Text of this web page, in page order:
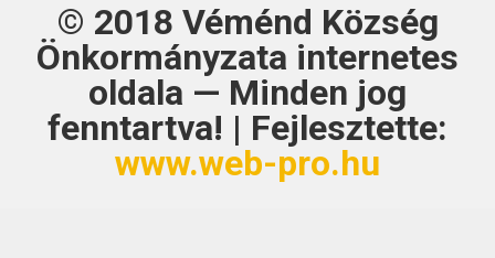
© 2018 Véménd Község
Önkormányzata internetes
oldala — Minden jog
fenntartva! | Fejlesztette:
www.web-pro.hu